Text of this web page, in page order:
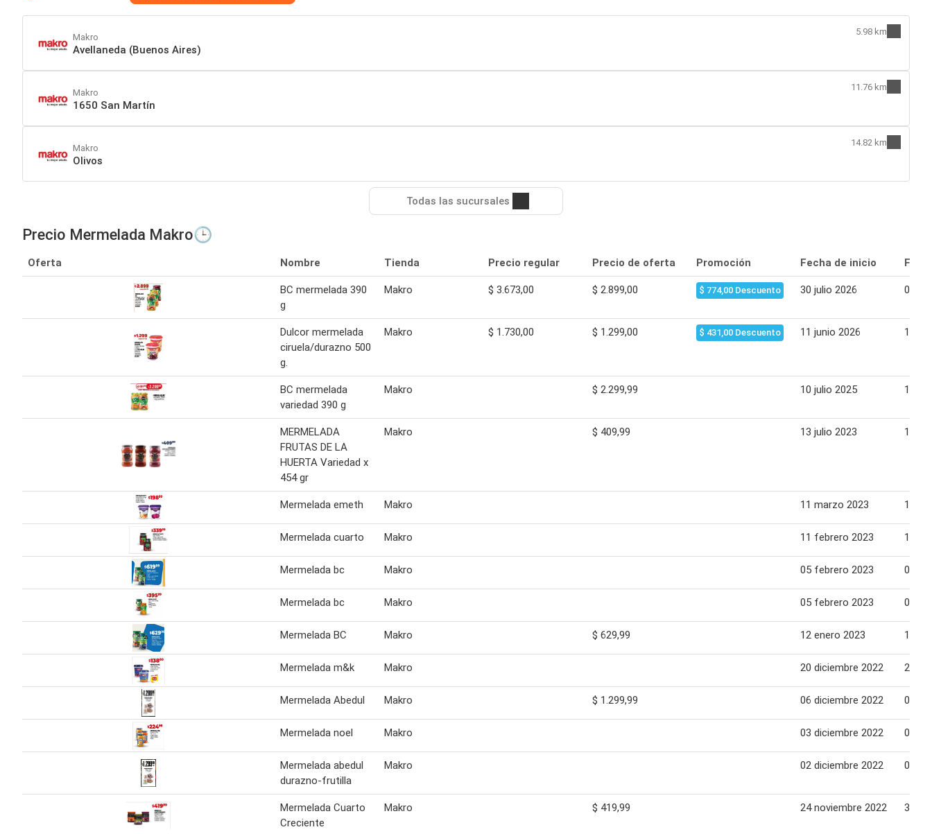
Makro
Avellaneda (Buenos Aires)
5.98 km
Makro
1650 San Martín
11.76 km
Makro
Olivos
14.82 km
Todas las sucursales
Precio Mermelada Makro🕒
Oferta Nombre Tienda Precio regular Precio de oferta Promoción Fecha de inicio
BC mermelada 390
g
Makro $ 3.673,00 $ 2.899,00 $ 774,00 Descuento 30 julio 2026 05
Dulcor mermelada
ciruela/durazno 500
g.
Makro $ 1.730,00 $ 1.299,00 $ 431,00 Descuento 11 junio 2026 17
BC mermelada
variedad 390 g
Makro $ 2.299,99 10 julio 2025 16
MERMELADA
FRUTAS DE LA
HUERTA Variedad x
454 gr
Makro $ 409,99 13 julio 2023 19
Mermelada emeth Makro 11 marzo 2023 15
Mermelada cuarto Makro 11 febrero 2023 15
Mermelada bc Makro 05 febrero 2023 08
Mermelada bc Makro 05 febrero 2023 08
Mermelada BC Makro $ 629,99 12 enero 2023 18
Mermelada m&k Makro 20 diciembre 2022 21
Mermelada Abedul Makro $ 1.299,99 06 diciembre 2022 09
Mermelada noel Makro 03 diciembre 2022 07
Mermelada abedul
durazno-frutilla
Makro 02 diciembre 2022 08
Mermelada Cuarto
Creciente
Makro $ 419,99 24 noviembre 2022 30